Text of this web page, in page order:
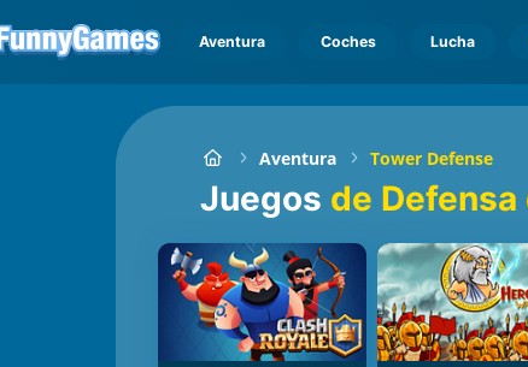
Aventura Coches Lucha
Aventura Tower Defense
Juegos de